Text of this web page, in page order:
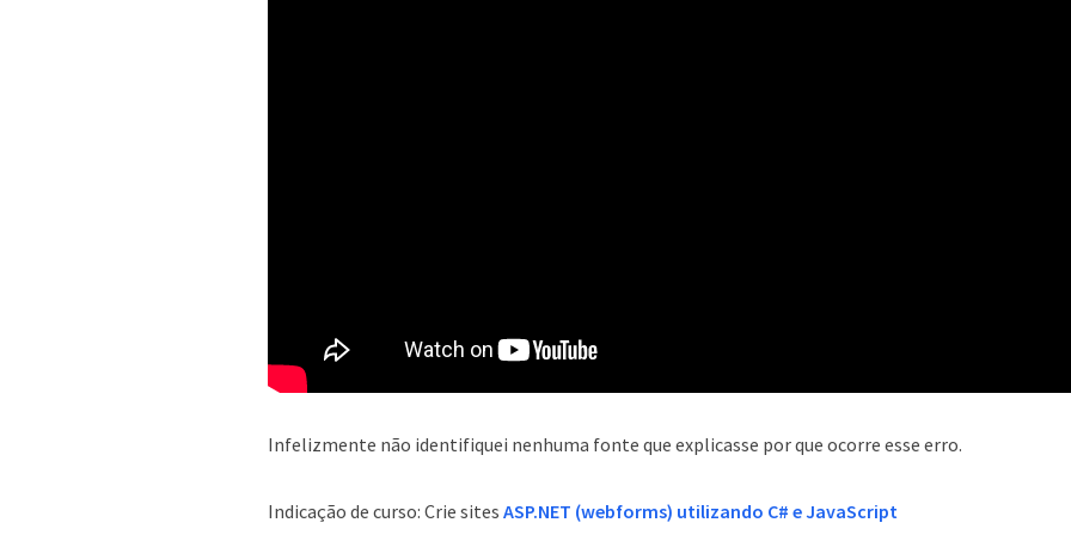
Infelizmente não identifiquei nenhuma fonte que explicasse por que ocorre esse erro.
Indicação de curso: Crie sitesASP.NET (webforms) utilizando C# e JavaScript